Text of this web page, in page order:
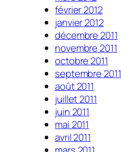
février 2012
janvier 2012
décembre 2011
novembre 2011
octobre 2011
septembre 2011
août 2011
juillet 2011
juin 2011
mai 2011
avril 2011